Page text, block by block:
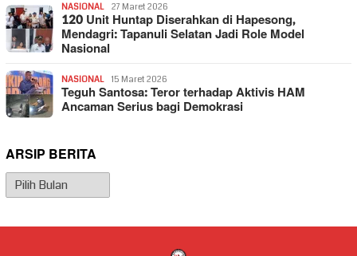
NASIONAL 27 Maret 2026
120 Unit Huntap Diserahkan di Hapesong,
Mendagri: Tapanuli Selatan Jadi Role Model
Nasional
NASIONAL 15 Maret 2026
Teguh Santosa: Teror terhadap Aktivis HAM
Ancaman Serius bagi Demokrasi
ARSIP BERITA
Arsip
Berita